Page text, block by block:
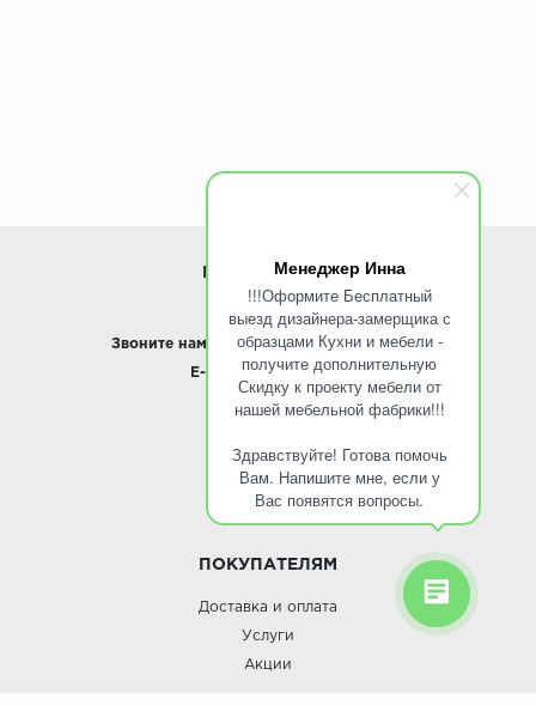
Менеджер Инна
!!!Оформите Бесплатный
выезд дизайнера-замерщика с
образцами Кухни и мебели -
получите дополнительную
Скидку к проекту мебели от
нашей мебельной фабрики!!!
Здравствуйте! Готова помочь
Вам. Напишите мне, если у
Вас появятся вопросы.
ИНФОРМАЦИЯ
www.ROINST.ru
Звоните нам: 8 495 797-10-50 / Whatsapp
E-mail: info@roinst.ru
О КОМПАНИИ
О компании
ПОКУПАТЕЛЯМ
Доставка и оплата
Услуги
Акции